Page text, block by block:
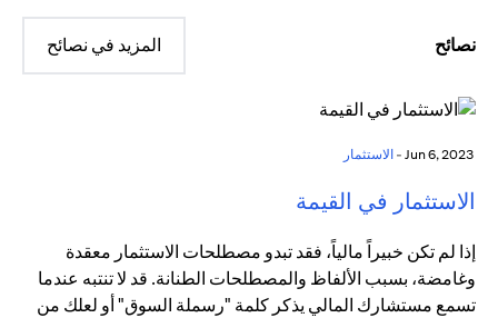
نصائح المزيد في نصائح
الاستثمار
الاستثمار في القيمة
إذا لم تكن خبيراً مالياً، فقد تبدو مصطلحات الاستثمار معقدة
وغامضة، بسبب الألفاظ والمصطلحات الطنانة. قد لا تنتبه عندما
تسمع مستشارك المالي يذكر كلمة "رسملة السوق" أو لعلك من